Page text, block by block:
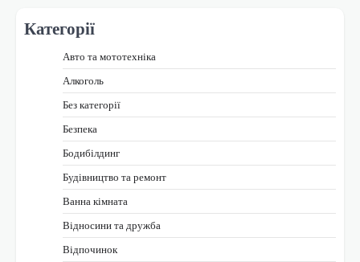
Категорії
Авто та мототехніка
Алкоголь
Без категорії
Безпека
Бодибілдинг
Будівництво та ремонт
Ванна кімната
Відносини та дружба
Відпочинок